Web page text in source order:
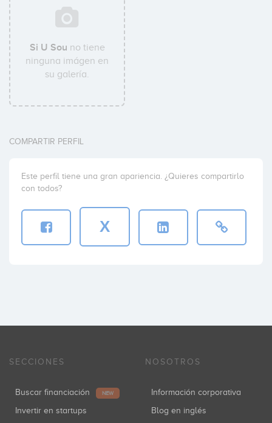
Si U Sou no tiene
ninguna imágen en
su galería.
COMPARTIR PERFIL
Este perfil tiene una gran apariencia. ¿Quieres compartirlo
con todos?
X
SECCIONES
Buscar financiación NEW
Invertir en startups
NOSOTROS
Información corporativa
Blog en inglés